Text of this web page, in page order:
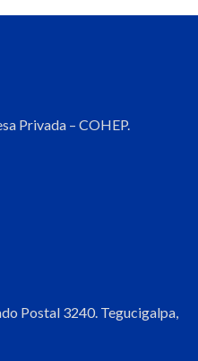
Privada – COHEP.
Postal 3240. Tegucigalpa,